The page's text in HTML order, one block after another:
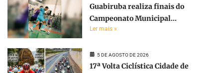
Guabiruba realiza finais do
Campeonato Municipal...
Ler mais »
5 DE AGOSTO DE 2026
17ª Volta Ciclística Cidade de